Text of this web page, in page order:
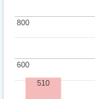
600
600
800
800
510